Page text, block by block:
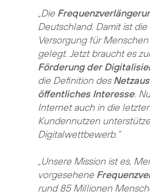
„Die
Deutschland. Damit ist
Versorgung für
gelegt. Jetzt braucht es
Förderung der
die Definition des
öffentliches Interesse.
Internet auch in die
Kundennutzen
Digitalwettbewerb.“
„Unsere Mission ist es,
vorgesehene
rund 85 Millionen